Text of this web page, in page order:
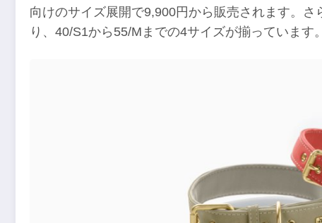
向けのサイズ展開で9,900円から販売されます。
り、40/S1から55/Mまでの4サイズが揃っています。